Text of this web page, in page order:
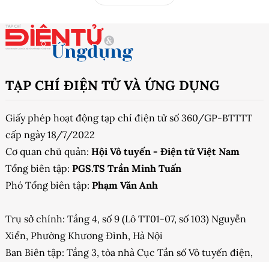
TẠP CHÍ ĐIỆN TỬ VÀ ỨNG DỤNG
Giấy phép hoạt động tạp chí điện tử số 360/GP-BTTTT
cấp ngày 18/7/2022
Cơ quan chủ quản: Hội Vô tuyến - Điện tử Việt Nam
Tổng biên tập: PGS.TS Trần Minh Tuấn
Phó Tổng biên tập: Phạm Văn Anh
Trụ sở chính: Tầng 4, số 9 (Lô TT01-07, số 103) Nguyễn
Xiển, Phường Khương Đình, Hà Nội
Ban Biên tập: Tầng 3, tòa nhà Cục Tần số Vô tuyến điện,